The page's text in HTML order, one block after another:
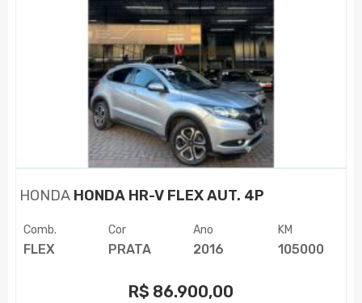
HONDA HONDA HR-V FLEX AUT. 4P
Comb.
FLEX
Cor
PRATA
Ano
2016
KM
105000
R$ 86.900,00